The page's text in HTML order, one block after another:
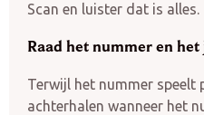
Scan en luister dat is alles.
Raad het nummer en
Terwijl het nummer speelt
achterhalen wanneer het